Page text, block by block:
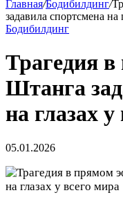
Главная/Бодибилдинг/
задавила спортсмена на
Бодибилдинг
Трагедия
Штанга
на глазах
05.01.2026